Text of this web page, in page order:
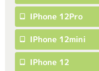
IPhone 12Pro
IPhone 12mini
IPhone 12